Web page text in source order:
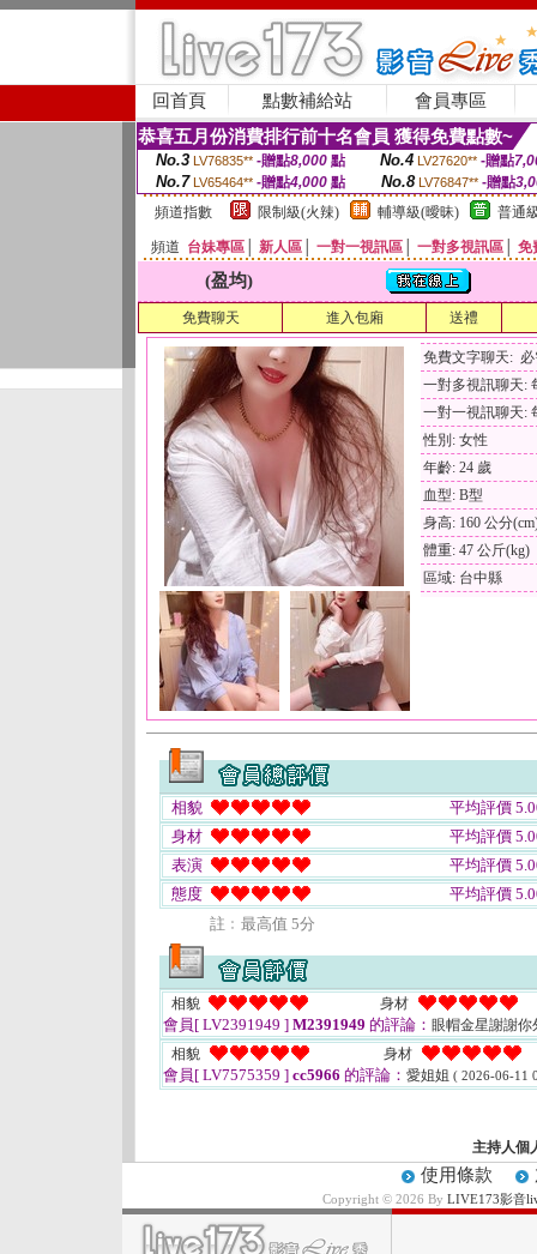
回首頁 點數補給站 會員專區
恭喜五月份消費排行前十名會員 獲得免費點數~
No.3 LV76835** -贈點8,000點 No.4 LV27620** -贈點
No.7 LV65464** -贈點4,000 點 No.8 LV76847** -贈點
頻道指數
限制級(火辣) 輔導級(曖昧) 普通
頻道 台妹專區 新人區 一對一視訊區 一對多視訊區 免
(盈均)
免費聊天 進入包廂 送禮
免費文字聊天:
一對多視訊聊天:
一對一視訊聊天:
性別: 女性
年齡: 24 歲
血型: B型
身高: 160 公分
體重: 47 公斤(kg)
區域: 台中縣
相貌
平均評價
身材
平均評價
表演
平均評價
態度
平均評價
註﹕最高值 5分
相貌 身材
會員[ LV2391949 ] M2391949 的評論： 眼帽金星謝謝
相貌
身材
會員[ LV7575359 ] cc5966 的評論： 愛姐姐 ( 2026-06-11
主持人個
使用條款
Copyright © 2026 By LIVE173影音